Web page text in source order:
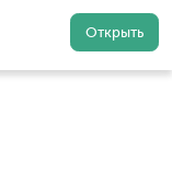
Открыть
Регистрация